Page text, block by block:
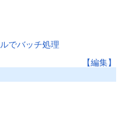
でバッチ処理
【編集】